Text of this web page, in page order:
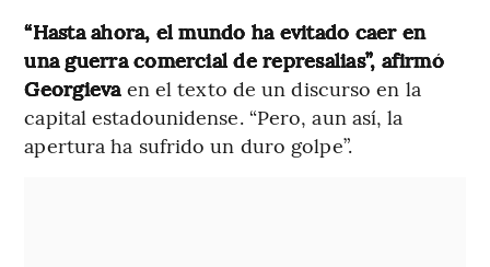
“Hasta ahora, el mundo ha evitado caer en
una guerra comercial de represalias”, afirmó
Georgievaen el texto de un discurso en la
capital estadounidense. “Pero, aun así, la
apertura ha sufrido un duro golpe”.